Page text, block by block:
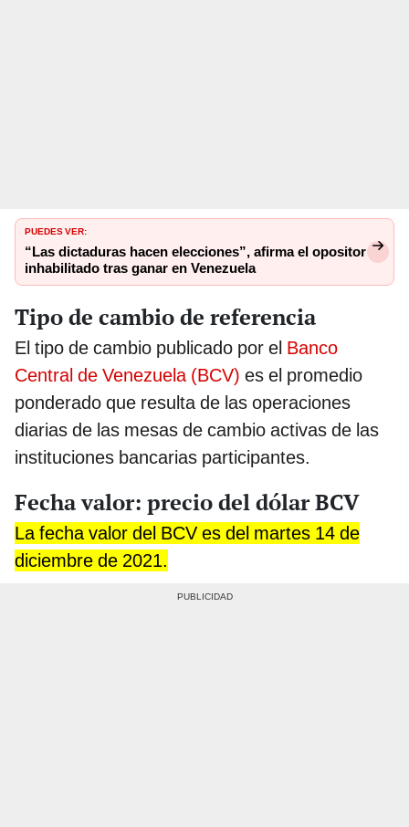
PUEDES VER:
“Las dictaduras hacen elecciones”, afirma el opositor
inhabilitado tras ganar en Venezuela
Tipo de cambio de referencia
El tipo de cambio publicado por el Banco
Central de Venezuela (BCV) es el promedio
ponderado que resulta de las operaciones
diarias de las mesas de cambio activas de las
instituciones bancarias participantes.
Fecha valor: precio del dólar BCV
La fecha valor del BCV es del martes 14 de
diciembre de 2021.